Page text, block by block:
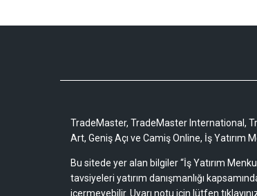
TradeMaster, TradeMaster International,
Art, Geniş Açı ve Camiş Online, İş Yatırım
Bu sitede yer alan bilgiler “İş Yatırım
tavsiyeleri yatırım danışmanlığı
içermeyebilir. Uyarı notu için lütfen